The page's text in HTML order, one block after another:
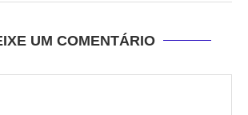
UM COMENTÁRIO